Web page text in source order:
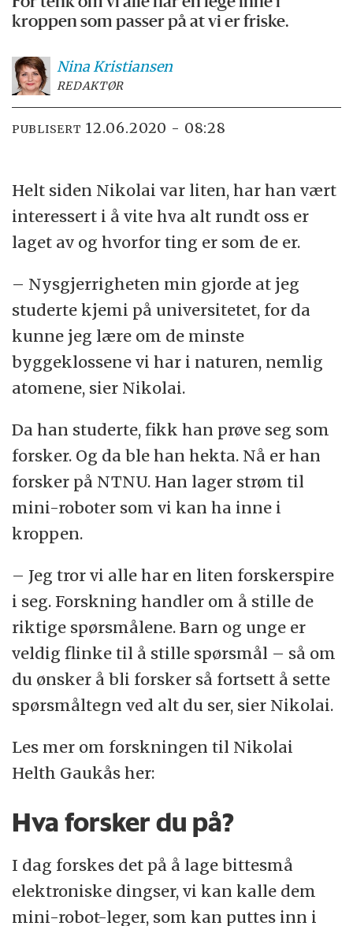
kroppen som passer på at vi er friske.
NinaKristiansen
REDAKTØR
PUBLISERT 12.06.2020 - 08:28
Helt siden Nikolai var liten, har han vært
interessert i å vite hva alt rundt oss er
laget av og hvorfor ting er som de er.
– Nysgjerrigheten min gjorde at jeg
studerte kjemi på universitetet, for da
kunne jeg lære om de minste
byggeklossene vi har i naturen, nemlig
atomene, sier Nikolai.
Da han studerte, fikk han prøve seg som
forsker. Og da ble han hekta. Nå er han
forsker på NTNU. Han lager strøm til
mini-roboter som vi kan ha inne i
kroppen.
– Jeg tror vi alle har en liten forskerspire
i seg. Forskning handler om å stille de
riktige spørsmålene. Barn og unge er
veldig flinke til å stille spørsmål – så om
du ønsker å bli forsker så fortsett å sette
spørsmåltegn ved alt du ser, sier Nikolai.
Les mer om forskningen til Nikolai
Helth Gaukås her:
Hva forsker du på?
I dag forskes det på å lage bittesmå
elektroniske dingser, vi kan kalle dem
mini-robot-leger, som kan puttes inn i